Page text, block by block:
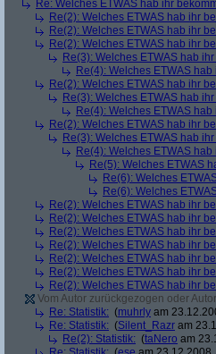
Re: Welches ETWAS hab ihr
Re(2): Welches ETWAS hab ihr
Re(2): Welches ETWAS hab ihr
Re(2): Welches ETWAS hab ihr
Re(3): Welches ETWAS hab
Re(4): Welches ETWAS
Re(2): Welches ETWAS hab ihr
Re(3): Welches ETWAS hab
Re(4): Welches ETWAS
Re(2): Welches ETWAS hab ihr
Re(3): Welches ETWAS hab
Re(4): Welches ETWAS
Re(5): Welches ETWAS
Re(6): Welches
Re(6): Welches
Re(2): Welches ETWAS hab ihr
Re(2): Welches ETWAS hab ihr
Re(2): Welches ETWAS hab ihr
Re(2): Welches ETWAS hab ihr
Re(2): Welches ETWAS hab ihr
Re(2): Welches ETWAS hab ihr
Re(2): Welches ETWAS hab ihr
Vom Autor zurückgezogen oder
Re: Statistik: (muhrly am
Re: Statistik: (Silent_Razr am
Re(2): Statistik: (taNero am